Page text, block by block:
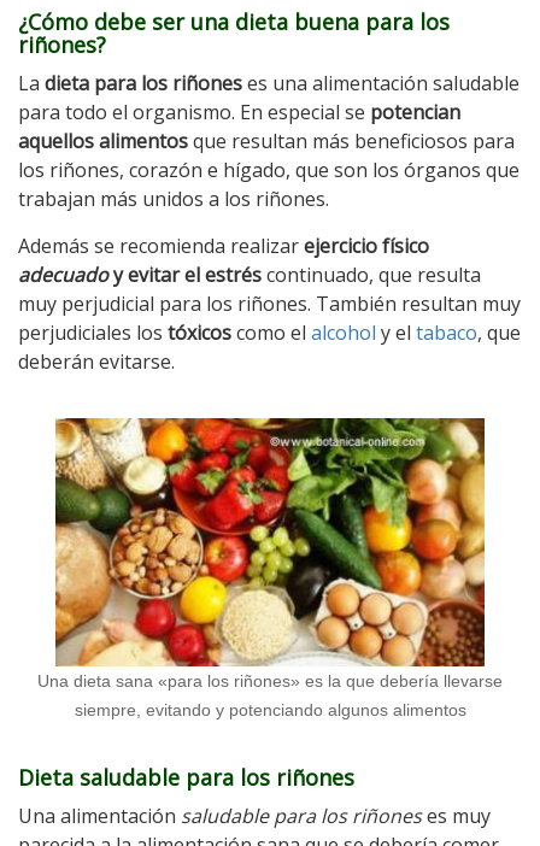
¿Cómo debe ser una dieta buena para los
riñones?
La dieta para los riñoneses una alimentación saludable
para todo el organismo. En especial se potencian
aquellos alimentosque resultan más beneficiosos para
los riñones, corazón e hígado, que son los órganos que
trabajan más unidos a los riñones.
Además se recomienda realizarejercicio físico
adecuadoy evitar el estréscontinuado, que resulta
muy perjudicial para los riñones. También resultan muy
perjudiciales los tóxicoscomo el alcohol y el tabaco, que
deberán evitarse.
Una dieta sana «para los riñones» es la que debería llevarse
siempre, evitando y potenciando algunos alimentos
Dieta saludable para los riñones
Una alimentación saludable para los riñoneses muy